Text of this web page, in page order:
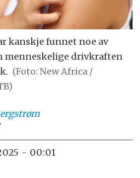
kanskje funnet noe av
menneskelige drivkraften
(Foto: New Africa /
- 00:01